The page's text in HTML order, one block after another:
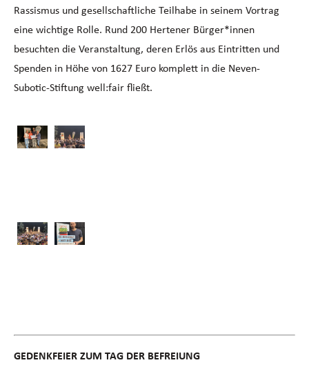
Rassismus und gesellschaftliche Teilhabe in seinem Vortrag
eine wichtige Rolle. Rund 200 Hertener Bürger*innen
besuchten die Veranstaltung, deren Erlös aus Eintritten und
Spenden in Höhe von 1627 Euro komplett in die Neven-
Subotic-Stiftung well:fair fließt.
GEDENKFEIER ZUM TAG DER BEFREIUNG